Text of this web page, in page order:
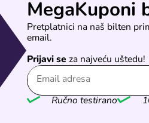
MegaKuponi
Pretplatnici na naš bilten
email.
Prijavi se za najveću uštedu!
Ručno testirano